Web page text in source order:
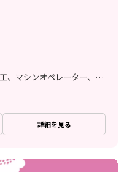
検査、組立・組付け、加工、マシンオペレーター、清掃・洗浄、溶接
詳細を見る